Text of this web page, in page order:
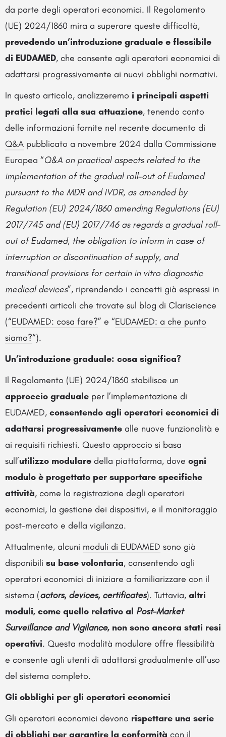
da parte degli operatori economici. Il Regolamento
(UE) 2024/1860 mira a superare queste difficoltà,
prevedendo un’introduzione graduale e flessibile
di EUDAMED, che consente agli operatori economici di
adattarsi progressivamente ai nuovi obblighi normativi.
In questo articolo, analizzeremo i principali aspetti
pratici legati alla sua attuazione, tenendo conto
delle informazioni fornite nel recente documento di
Q&A pubblicato a novembre 2024 dalla Commissione
Europea “Q&A on practical aspects related to the
implementation of the gradual roll-out of Eudamed
pursuant to the MDR and IVDR, as amended by
Regulation (EU) 2024/1860 amending Regulations (EU)
2017/745 and (EU) 2017/746 as regards a gradual roll-
out of Eudamed, the obligation to inform in case of
interruption or discontinuation of supply, and
transitional provisions for certain in vitro diagnostic
medical devices”, riprendendo i concetti già espressi in
precedenti articoli che trovate sul blog di Clariscience
(“EUDAMED: cosa fare?” e “EUDAMED: a che punto
siamo?“).
Un’introduzione graduale: cosa significa?
Il Regolamento (UE) 2024/1860 stabilisce un
approccio graduale per l’implementazione di
EUDAMED, consentendo agli operatori economici di
adattarsi progressivamente alle nuove funzionalità e
ai requisiti richiesti. Questo approccio si basa
sull’utilizzo modulare della piattaforma, dove ogni
modulo è progettato per supportare specifiche
attività, come la registrazione degli operatori
economici, la gestione dei dispositivi, e il monitoraggio
post-mercato e della vigilanza.
Attualmente, alcuni moduli di EUDAMED sono già
disponibili su base volontaria, consentendo agli
operatori economici di iniziare a familiarizzare con il
sistema (actors, devices, certificates). Tuttavia, altri
moduli, come quello relativo al Post-Market
Surveillance and Vigilance, non sono ancora stati resi
operativi. Questa modalità modulare offre flessibilità
e consente agli utenti di adattarsi gradualmente all’uso
del sistema completo.
Gli obblighi per gli operatori economici
Gli operatori economici devono rispettare una serie
di obblighi per garantire la conformità con il